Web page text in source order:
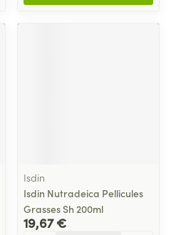
Isdin
Isdin Nutradeica Pellicules
Grasses Sh 200ml
19,67 €